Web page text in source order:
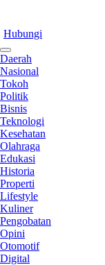
Hubungi
Daerah
Nasional
Tokoh
Politik
Bisnis
Teknologi
Kesehatan
Olahraga
Edukasi
Historia
Properti
Lifestyle
Kuliner
Pengobatan
Opini
Otomotif
Digital